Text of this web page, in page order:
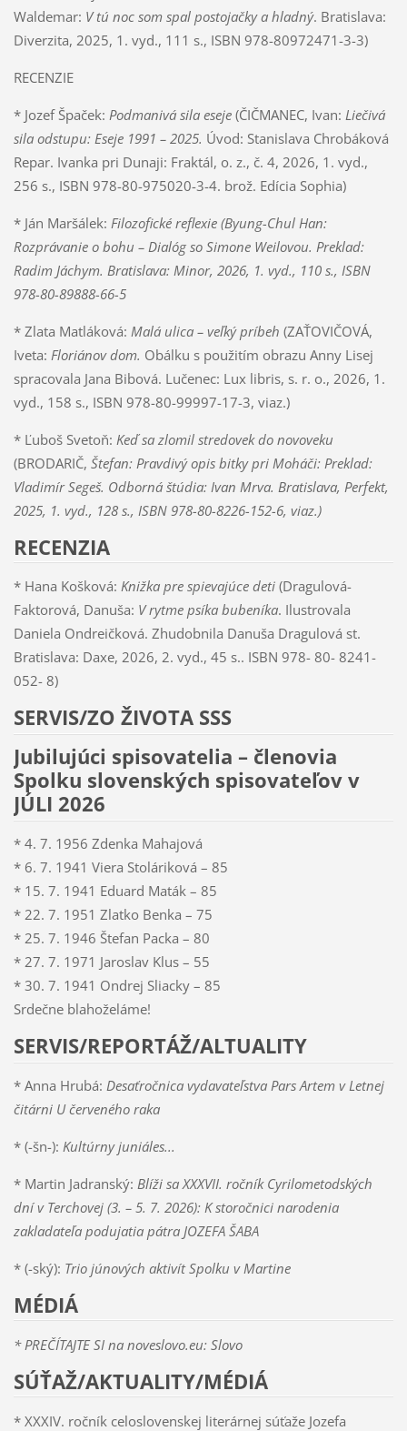
Waldemar: V tú noc som spal postojačky a hladný. Bratislava:
Diverzita, 2025, 1. vyd., 111 s., ISBN 978-80972471-3-3)
RECENZIE
* Jozef Špaček: Podmanivá sila eseje (ČIČMANEC, Ivan: Liečivá
sila odstupu: Eseje 1991 – 2025. Úvod: Stanislava Chrobáková
Repar. Ivanka pri Dunaji: Fraktál, o. z., č. 4, 2026, 1. vyd.,
256 s., ISBN 978-80-975020-3-4. brož. Edícia Sophia)
* Ján Maršálek: Filozofické reflexie (Byung-Chul Han:
Rozprávanie o bohu – Dialóg so Simone Weilovou. Preklad:
Radim Jáchym. Bratislava: Minor, 2026, 1. vyd., 110 s., ISBN
978-80-89888-66-5
* Zlata Matláková: Malá ulica – veľký príbeh (ZAŤOVIČOVÁ,
Iveta: Floriánov dom. Obálku s použitím obrazu Anny Lisej
spracovala Jana Bibová. Lučenec: Lux libris, s. r. o., 2026, 1.
vyd., 158 s., ISBN 978-80-99997-17-3, viaz.)
* Ľuboš Svetoň: Keď sa zlomil stredovek do novoveku
(BRODARIČ, Štefan: Pravdivý opis bitky pri Moháči: Preklad:
Vladimír Segeš. Odborná štúdia: Ivan Mrva. Bratislava, Perfekt,
2025, 1. vyd., 128 s., ISBN 978-80-8226-152-6, viaz.)
RECENZIA
* Hana Košková: Knižka pre spievajúce deti (Dragulová-
Faktorová, Danuša: V rytme psíka bubeníka. Ilustrovala
Daniela Ondreičková. Zhudobnila Danuša Dragulová st.
Bratislava: Daxe, 2026, 2. vyd., 45 s.. ISBN 978- 80- 8241-
052- 8)
SERVIS/ZO ŽIVOTA SSS
Jubilujúci spisovatelia – členovia
Spolku slovenských spisovateľov v
JÚLI 2026
* 4. 7. 1956 Zdenka Mahajová
* 6. 7. 1941 Viera Stoláriková – 85
* 15. 7. 1941 Eduard Maták – 85
* 22. 7. 1951 Zlatko Benka – 75
* 25. 7. 1946 Štefan Packa – 80
* 27. 7. 1971 Jaroslav Klus – 55
* 30. 7. 1941 Ondrej Sliacky – 85
Srdečne blahoželáme!
SERVIS/REPORTÁŽ/ALTUALITY
* Anna Hrubá: Desaťročnica vydavateľstva Pars Artem v Letnej
čitárni U červeného raka
* (-šn-): Kultúrny juniáles...
* Martin Jadranský: Blíži sa XXXVII. ročník Cyrilometodských
dní v Terchovej (3. – 5. 7. 2026): K storočnici narodenia
zakladateľa podujatia pátra JOZEFA ŠABA
* (-ský): Trio júnových aktivít Spolku v Martine
MÉDIÁ
* PREČÍTAJTE SI na noveslovo.eu: Slovo
SÚŤAŽ/AKTUALITY/MÉDIÁ
* XXXIV. ročník celoslovenskej literárnej súťaže Jozefa